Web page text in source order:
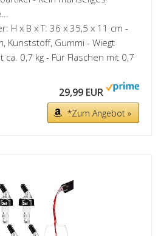
H x B x T: 36 x 35,5 x 11 cm -
Kunststoff, Gummi - Wiegt
0,7 kg - Für Flaschen mit 0,7
29,99 EUR
*Zum Angebot »